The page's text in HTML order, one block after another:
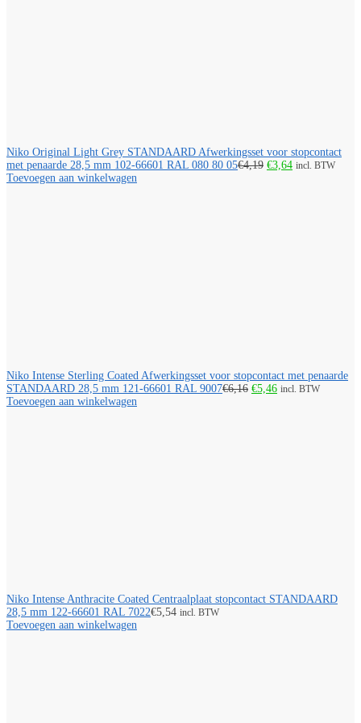
Niko Original Light Grey STANDAARD Afwerkingsset voor stopcontact
met penaarde 28,5 mm 102-66601 RAL 080 80 05€4,19 Oorspronkelijke
€3,64Huidige
incl. BTW
Toevoegen aan winkelwagen
Niko Intense Sterling Coated Afwerkingsset voor stopcontact met penaarde
STANDAARD 28,5 mm 121-66601 RAL 9007€6,16 Oorspronkelijke
€5,46Huidige
incl. BTW
Toevoegen aan winkelwagen
Niko Intense Anthracite Coated Centraalplaat stopcontact STANDAARD
28,5 mm 122-66601 RAL 7022€5,54 incl. BTW
Toevoegen aan winkelwagen